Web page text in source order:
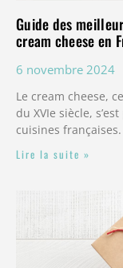
Guide des
cream cheese en
6 novembre 2024
Le cream cheese,
du XVIe siècle,
cuisines
Lire la suite »